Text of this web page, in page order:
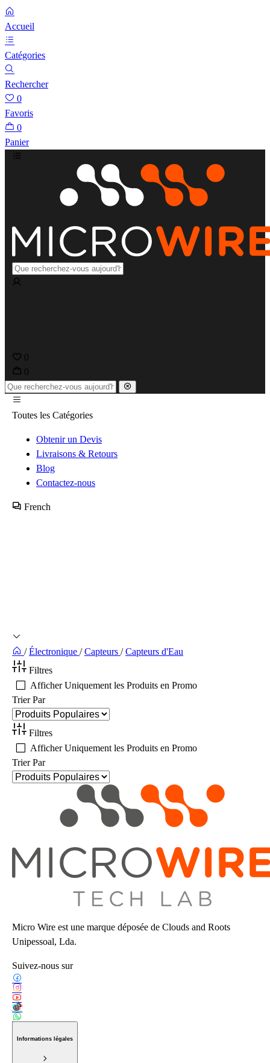
Accueil
Catégories
Rechercher
0
Favoris
0
Panier
0
0
Toutes les Catégories
Obtenir un Devis
Livraisons & Retours
Blog
Contactez-nous
French
/ Électronique / Capteurs / Capteurs d'Eau
Filtres
Afficher Uniquement les Produits en Promo
Trier Par
Filtres
Afficher Uniquement les Produits en Promo
Trier Par
Micro Wire est une marque déposée de Clouds and Roots
Unipessoal, Lda.
Suivez-nous sur
Informations légales